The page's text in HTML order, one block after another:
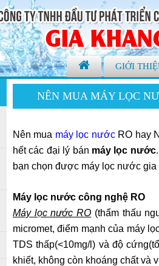
GIỚI
NÊN MUA MÁY LỌC
Nên mua máy lọc nướcRO hay
hết các đại lý bán máy lọc nước
bạn chọn được máy lọc nước gia
Máy lọc nước công nghệ RO
Máy lọc nước RO (thẩm thấu
micromet, điểm mạnh của máy
TDS thấp(<10mg/l) và độ
khiết, không còn khoáng chất và